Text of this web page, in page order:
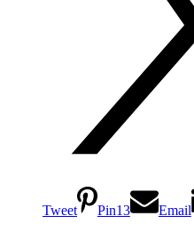
Tweet Pin13 Email